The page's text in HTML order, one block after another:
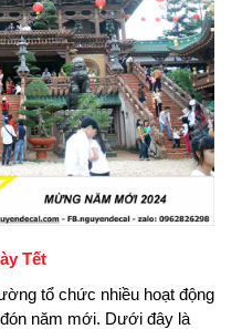
Tết
tổ chức nhiều hoạt động
năm mới. Dưới đây là